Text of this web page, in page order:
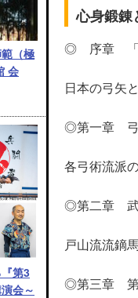
範（極
会
第3
会～
心身鍛錬
◎ 序章 「
日本の弓矢
◎第一章 弓
各弓術流派
◎第二章 武
戸山流流鏑
◎第三章 第